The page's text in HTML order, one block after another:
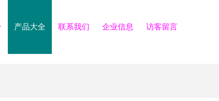
产品大全 联系我们 企业信息 访客留言